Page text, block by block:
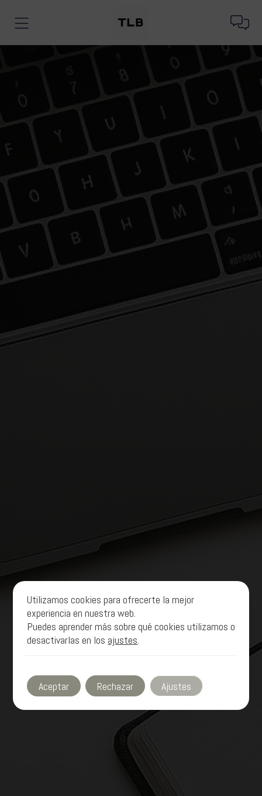
The Look Blog Agency
Contacto
Utilizamos cookies para ofrecerte la mejor
experiencia en nuestra web.
Puedes aprender más sobre qué cookies utilizamos o
desactivarlas en los ajustes.
Aceptar Rechazar Ajustes